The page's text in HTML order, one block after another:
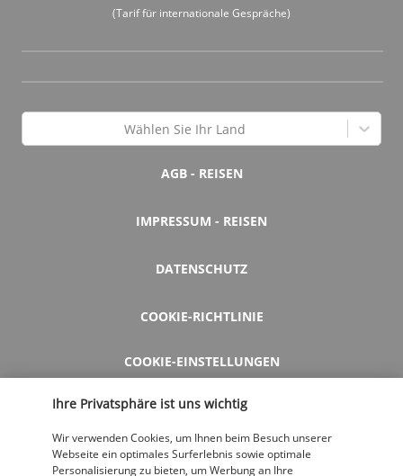
(Tarif für internationale Gespräche)
Wählen Sie Ihr Land
AGB - REISEN
IMPRESSUM - REISEN
DATENSCHUTZ
COOKIE-RICHTLINIE
COOKIE-EINSTELLUNGEN
HILFE UND KONTAKT
Ihre Privatsphäre ist uns wichtig
Wir verwenden Cookies, um Ihnen beim Besuch unserer
Webseite ein optimales Surferlebnis sowie optimale
Personalisierung zu bieten, um Werbung an Ihre